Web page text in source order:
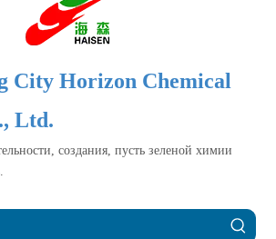
City Horizon Chemical
Ltd.
создания, пусть зеленой химии